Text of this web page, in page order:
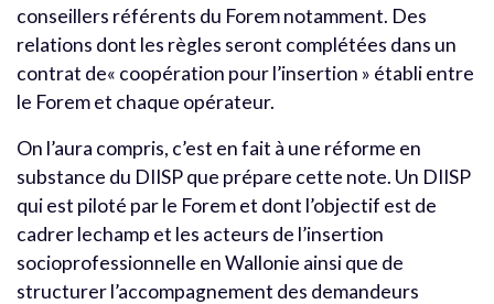
conseillers référents du Forem notamment. Des
relations dont les règles seront complétées dans un
contrat de« coopération pour l’insertion » établi entre
le Forem et chaque opérateur.
On l’aura compris, c’est en fait à une réforme en
substance du DIISP que prépare cette note. Un DIISP
qui est piloté par le Forem et dont l’objectif est de
cadrer lechamp et les acteurs de l’insertion
socioprofessionnelle en Wallonie ainsi que de
structurer l’accompagnement des demandeurs